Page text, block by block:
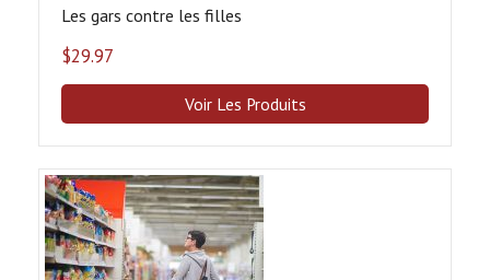
Les gars contre les filles
$29.97
Voir Les Produits